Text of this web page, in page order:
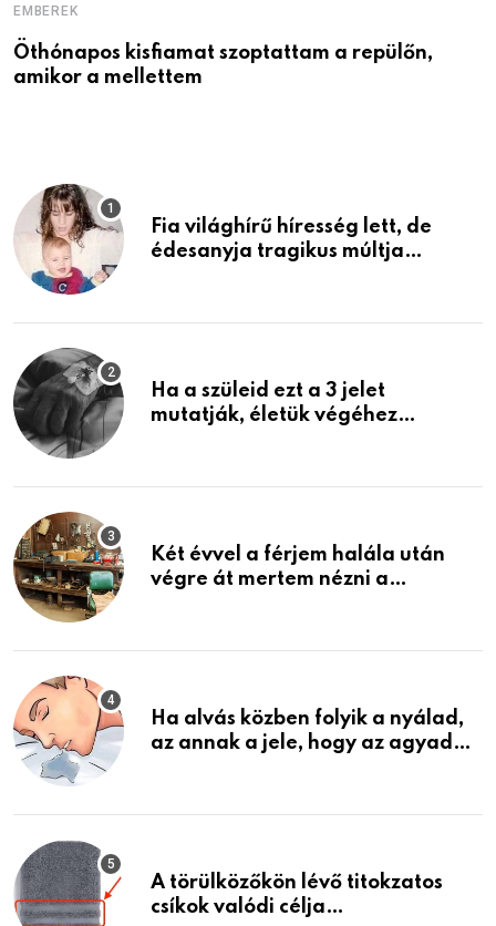
EMBEREK
Öthónapos kisfiamat szoptattam a repülőn,
amikor a mellettem
Fia világhírű híresség lett, de
édesanyja tragikus múltja
Ha a szüleid ezt a 3 jelet
mutatják, életük végéhez
Két évvel a férjem halála után
végre át mertem nézni a
életemet
Ha alvás közben folyik a nyálad,
az annak a jele, hogy az agyad…
A törülközőkön lévő titokzatos
csíkok valódi célja…